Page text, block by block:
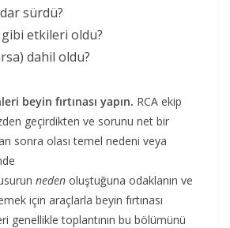
sürdü?
etkileri oldu?
dahil oldu?
beyin fırtınası yapın. RCA ekip
geçirdikten ve sorunu net bir
sonra olası temel nedeni veya
neden oluştuğuna odaklanın ve
için araçlarla beyin fırtınası
genellikle toplantının bu bölümünü